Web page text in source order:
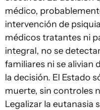
médico,
intervención de
médicos tratantes ni
integral, no se
familiares ni se alivian
la decisión. El Estado
muerte, sin controles
Legalizar la eutanasia